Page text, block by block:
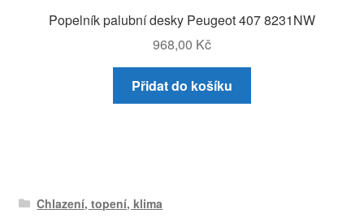
Popelník palubní desky Peugeot 407 8231NW
968,00 Kč
Přidat do košíku
Chlazení, topení, klima